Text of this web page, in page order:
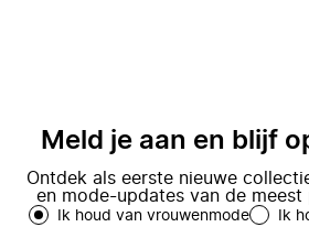
Meld je aan en blijf
Ontdek als eerste nieuwe
en mode-updates van de meest
Ik houd van vrouwenmode Ik